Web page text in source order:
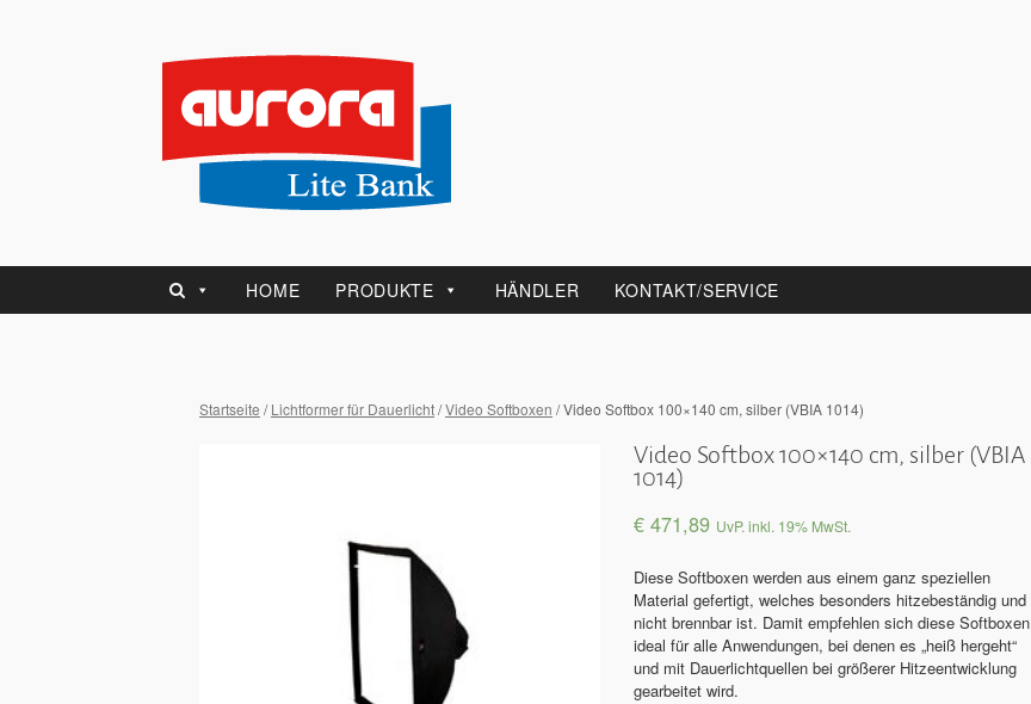
HOME PRODUKTE HÄNDLER KONTAKT/SERVICE
Startseite /Lichtformer für Dauerlicht/Video Softboxen / Video Softbox 100×140 cm, silber (VBIA 1014)
Video Softbox 100×140 cm, silber (VBIA
1014)
€471,89 UvP. inkl. 19% MwSt.
Diese Softboxen werden aus einem ganz speziellen
Material gefertigt, welches besonders hitzebeständig und
nicht brennbar ist. Damit empfehlen sich diese Softboxen
ideal für alle Anwendungen, bei denen es „heiß hergeht“
und mit Dauerlichtquellen bei größerer Hitzeentwicklung
gearbeitet wird.